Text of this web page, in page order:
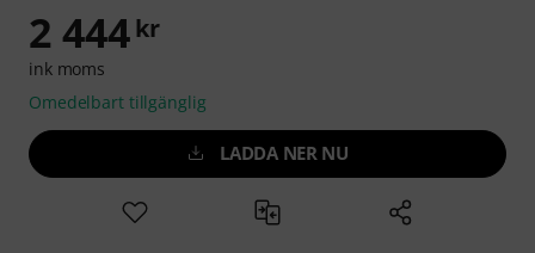
2 444 kr
ink moms
Omedelbart tillgänglig
LADDA NER NU